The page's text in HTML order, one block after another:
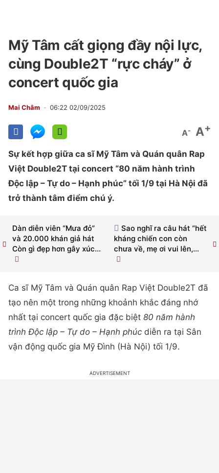
Mỹ Tâm cất giọng đầy nội lực,
cùng Double2T “rực cháy” ở
concert quốc gia
Mai Châm 06:22 02/09/2025
A- A+
Sự kết hợp giữa ca sĩ Mỹ Tâm và Quán quân Rap
Việt Double2T tại concert “80 năm hành trình
Độc lập – Tự do – Hạnh phúc” tối 1/9 tại Hà Nội đã
trở thành tâm điểm chú ý.
Sao nghĩ ra câu hát “hết
kháng chiến con còn
chưa về, mẹ ơi vui lên,...
Dàn diễn viên “Mưa đỏ”
và 20.000 khán giả hát
Còn gì đẹp hơn gây xúc...
Ca sĩ Mỹ Tâm và Quán quân Rap Việt Double2T đã
tạo nên một trong những khoảnh khắc đáng nhớ
nhất tại concert quốc gia đặc biệt 80 năm hành
trình Độc lập – Tự do – Hạnh phúc diễn ra tại Sân
vận động quốc gia Mỹ Đình (Hà Nội) tối 1/9.